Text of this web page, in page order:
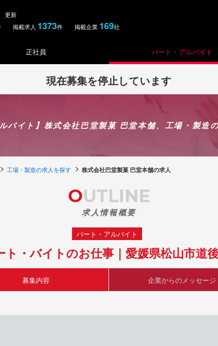
更新
掲載求人 1373件 掲載企業 169社
正社員 パート・アルバイト
現在募集を停止しています
バイト】株式会社巴堂製菓 巴堂本舗、工場・製造
工場・製造の求人を探す 株式会社巴堂製菓 巴堂本舗の求人
OUTLINE
求人情報概要
パート・アルバイト
・バイトのお仕事｜愛媛県松山市道
募集内容 企業からのメッセージ